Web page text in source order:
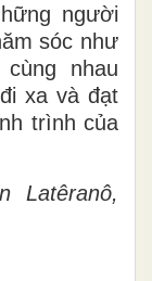
người
sóc như
cùng nhau
xa và đạt
trình của
Latêranô,